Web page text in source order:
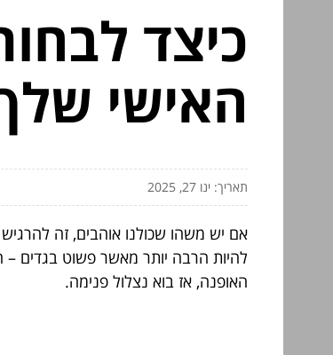
כיצד
האישי שלך? 8 טיפים שמהם
תאריך: ינו 27, 2025
אם יש משהו שכולנו אוהבים, זה
להיות הרבה יותר מאשר פשוט בגדים –
האופנה, אז בוא נצלול פנימה.